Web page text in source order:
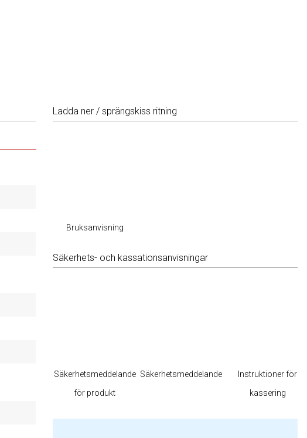
Ladda ner / sprängskiss ritning
Bruksanvisning
Säkerhets- och kassationsanvisningar
Säkerhetsmeddelande
för produkt
Säkerhetsmeddelande
Instruktioner för
kassering